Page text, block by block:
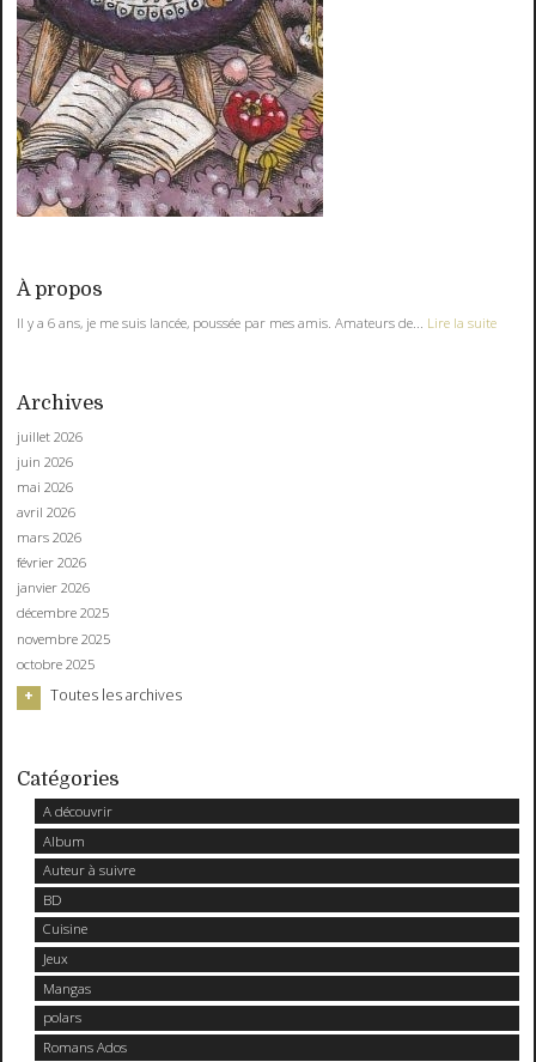
À propos
Il y a 6 ans, je me suis lancée, poussée par mes amis. Amateurs de... Lire la suite
Archives
juillet 2026
juin 2026
mai 2026
avril 2026
mars 2026
février 2026
janvier 2026
décembre 2025
novembre 2025
octobre 2025
Toutes les archives
Catégories
A découvrir
Album
Auteur à suivre
BD
Cuisine
Jeux
Mangas
polars
Romans Ados